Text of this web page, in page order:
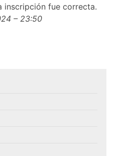
inscripción fue correcta.
– 23:50